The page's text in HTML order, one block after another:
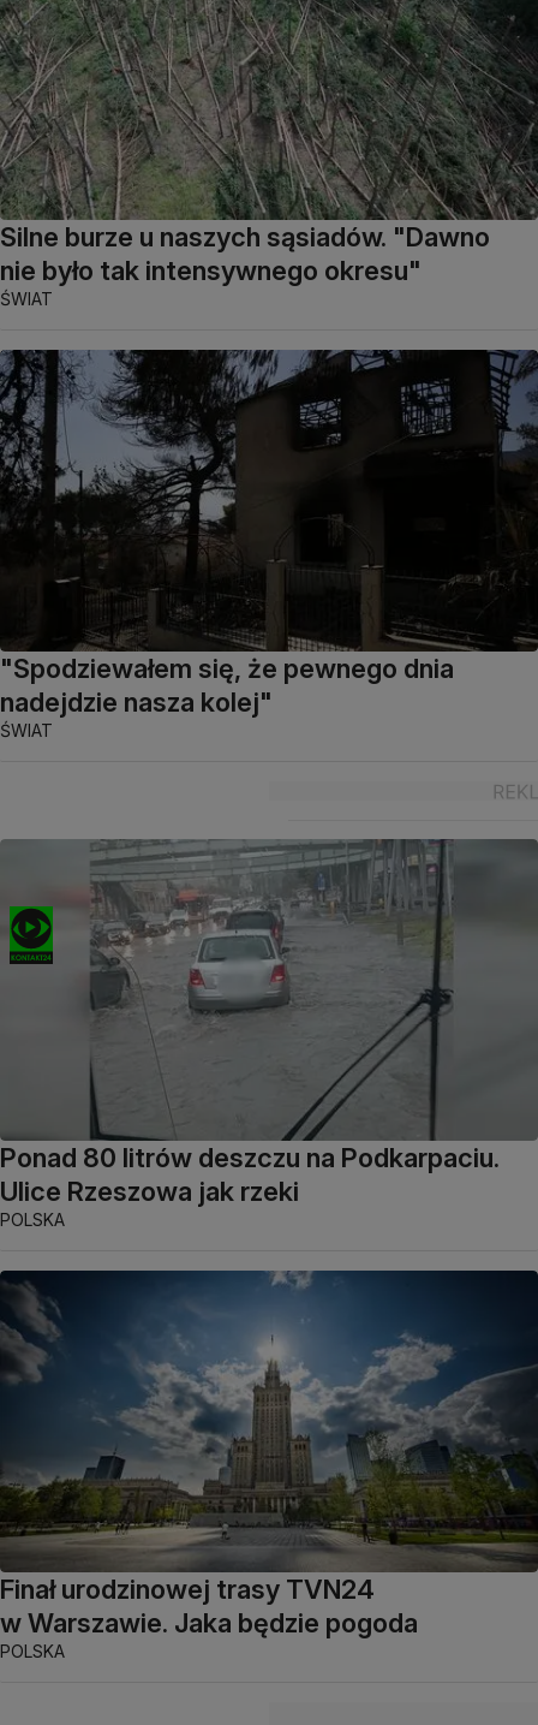
Silne burze u naszych sąsiadów. "Dawno
nie było tak intensywnego okresu"
ŚWIAT
"Spodziewałem się, że pewnego dnia
nadejdzie nasza kolej"
ŚWIAT
Ponad 80 litrów deszczu na Podkarpaciu.
Ulice Rzeszowa jak rzeki
POLSKA
Finał urodzinowej trasy TVN24
w Warszawie. Jaka będzie pogoda
POLSKA